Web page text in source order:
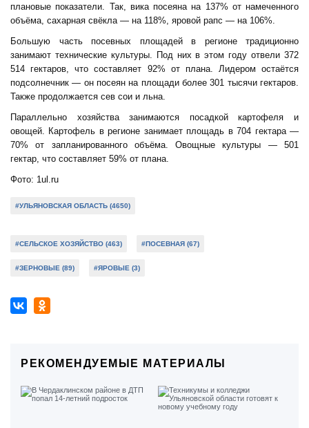
плановые показатели. Так, вика посеяна на 137% от намеченного
объёма, сахарная свёкла — на 118%, яровой рапс — на 106%.
Большую часть посевных площадей в регионе традиционно
занимают технические культуры. Под них в этом году отвели 372
514 гектаров, что составляет 92% от плана. Лидером остаётся
подсолнечник — он посеян на площади более 301 тысячи гектаров.
Также продолжается сев сои и льна.
Параллельно хозяйства занимаются посадкой картофеля и
овощей. Картофель в регионе занимает площадь в 704 гектара —
70% от запланированного объёма. Овощные культуры — 501
гектар, что составляет 59% от плана.
Фото: 1ul.ru
#УЛЬЯНОВСКАЯ ОБЛАСТЬ (4650)
#СЕЛЬСКОЕ ХОЗЯЙСТВО (463) #ПОСЕВНАЯ (67)
#ЗЕРНОВЫЕ (89) #ЯРОВЫЕ (3)
РЕКОМЕНДУЕМЫЕ МАТЕРИАЛЫ